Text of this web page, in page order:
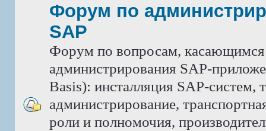
Форум по
SAP
Форум по вопросам, касающимся
администрирования SAP-
Basis): инсталляция SAP-систем,
администрирование,
роли и полномочия,